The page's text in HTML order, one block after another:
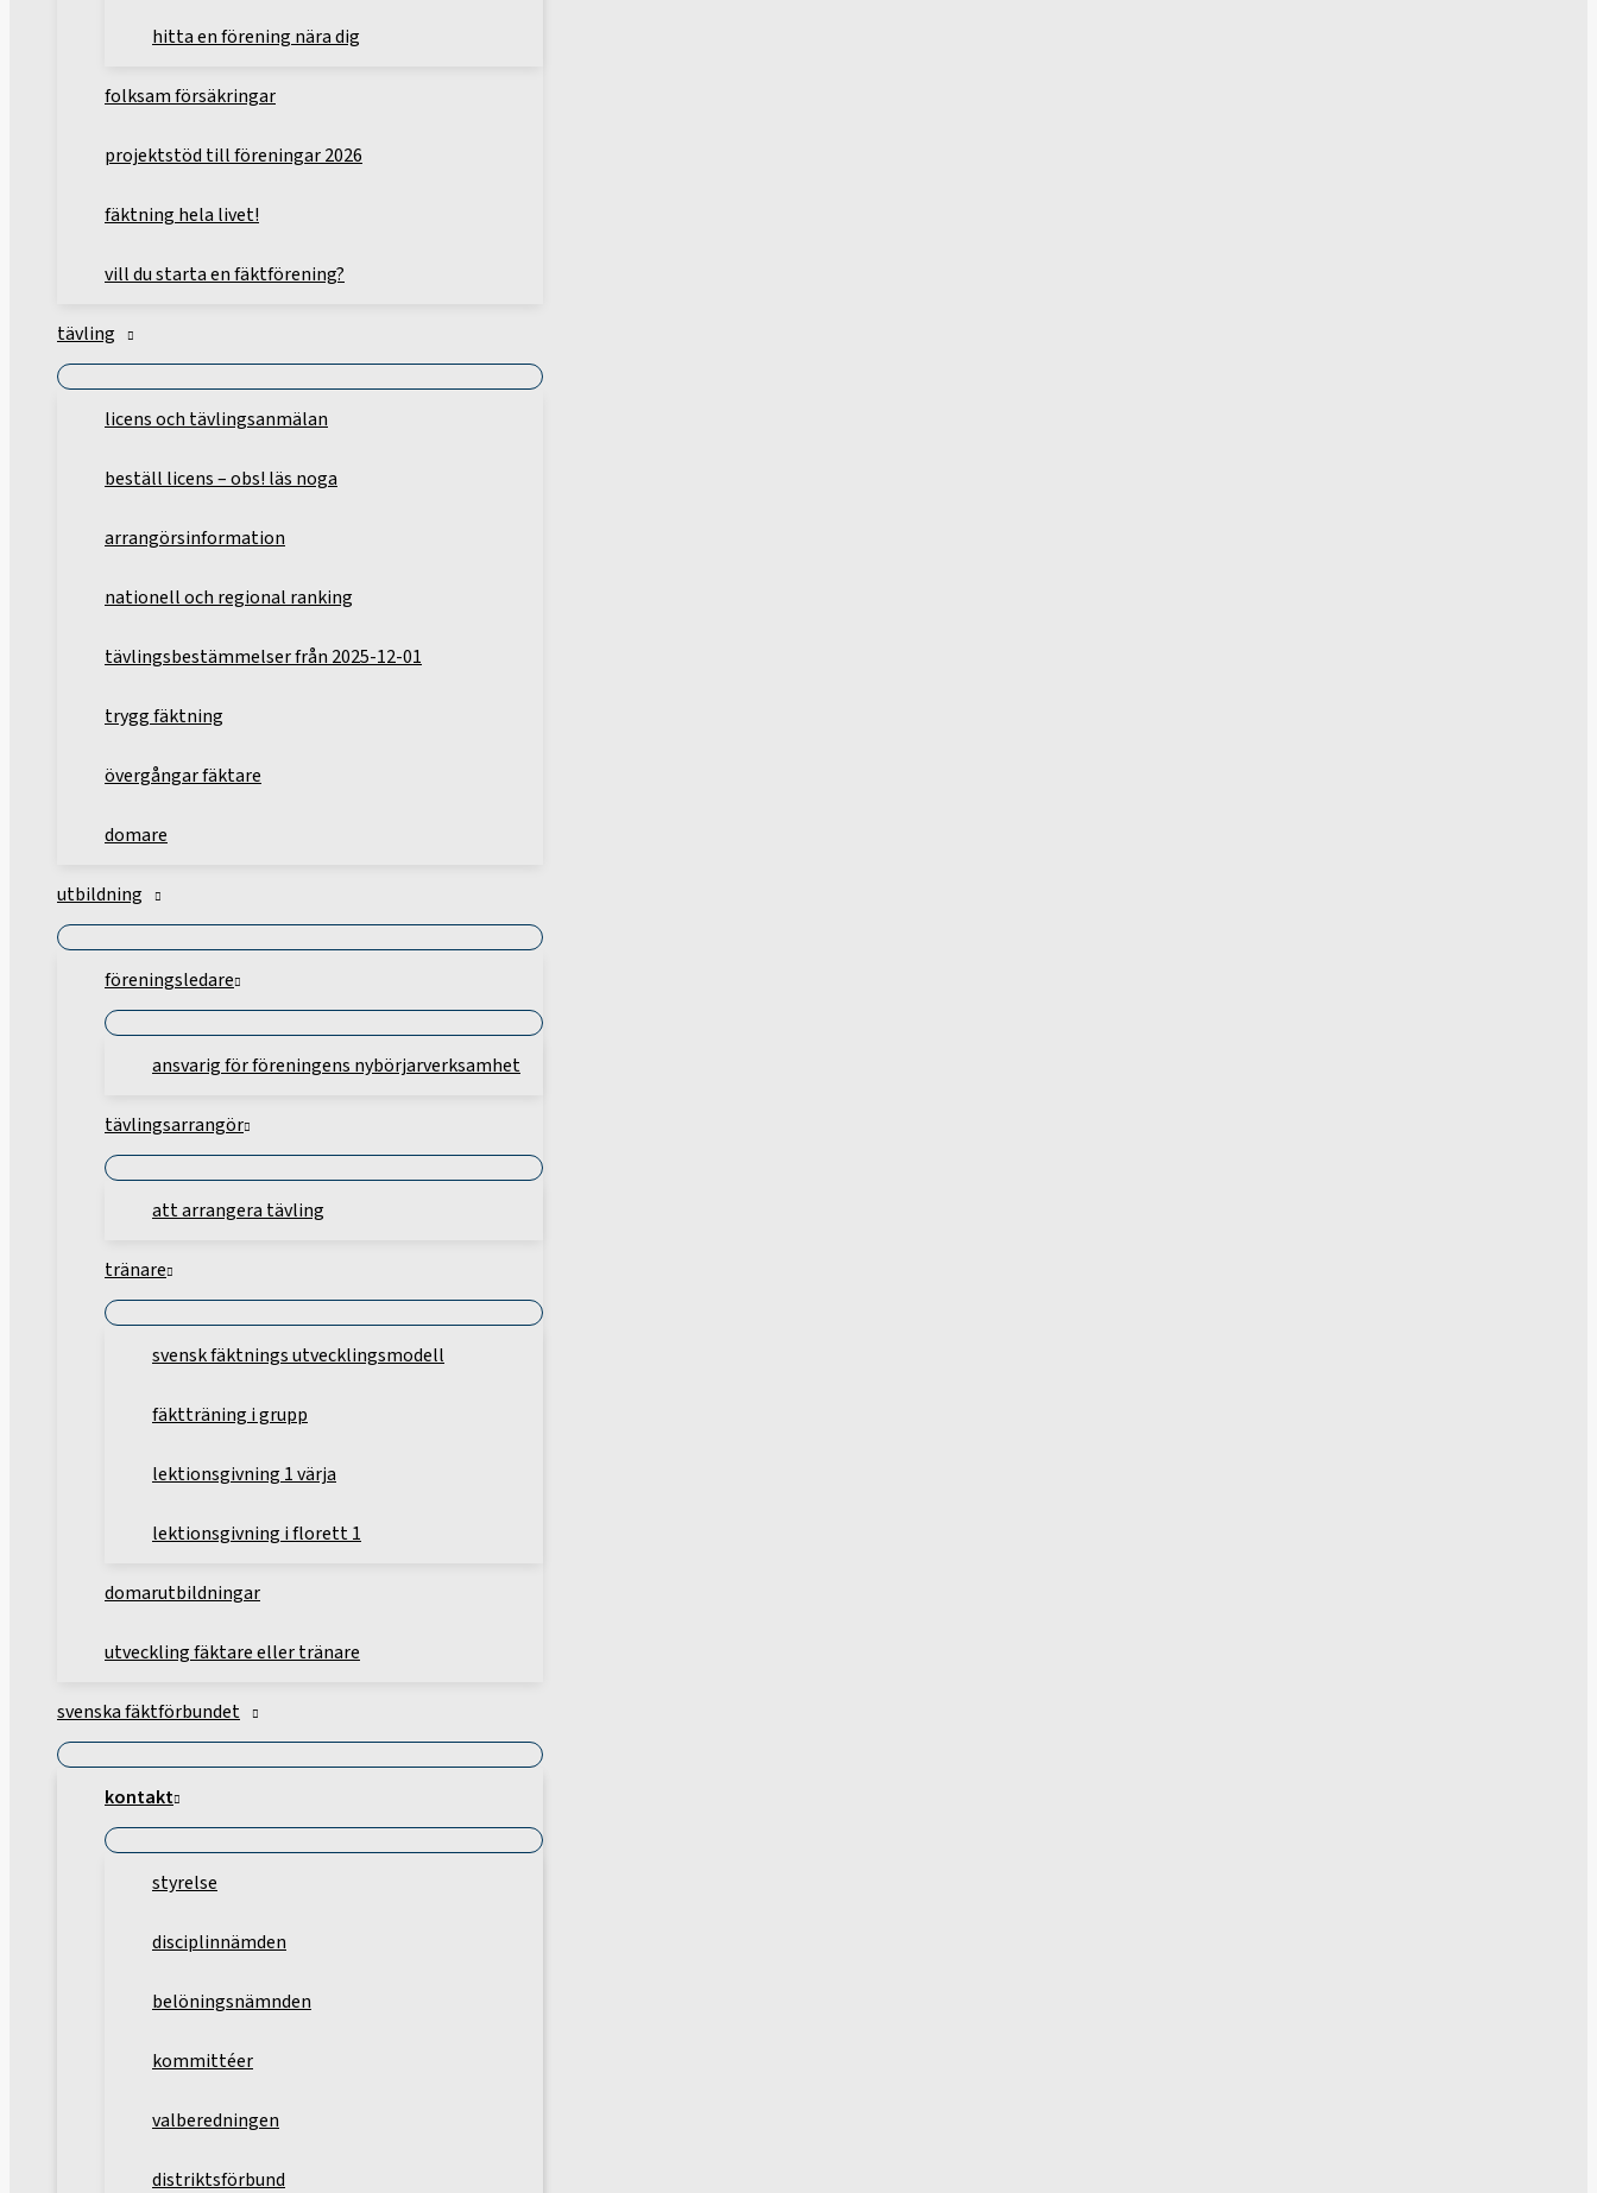
hitta en förening nära dig
folksam försäkringar
projektstöd till föreningar 2026
fäktning hela livet!
vill du starta en fäktförening?
tävling
licens och tävlingsanmälan
beställ licens – obs! läs noga
arrangörsinformation
nationell och regional ranking
tävlingsbestämmelser från 2025-12-01
trygg fäktning
övergångar fäktare
domare
utbildning
föreningsledare
ansvarig för föreningens nybörjarverksamhet
tävlingsarrangör
att arrangera tävling
tränare
svensk fäktnings utvecklingsmodell
fäktträning i grupp
lektionsgivning 1 värja
lektionsgivning i florett 1
domarutbildningar
utveckling fäktare eller tränare
svenska fäktförbundet
kontakt
styrelse
disciplinnämden
belöningsnämnden
kommittéer
valberedningen
distriktsförbund